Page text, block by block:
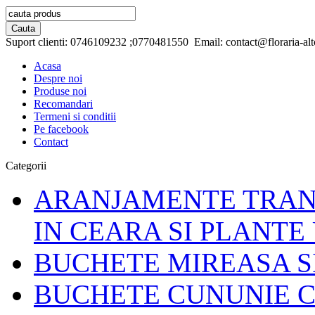
Suport clienti: 0746109232 ;0770481550 Email: contact@floraria-
Acasa
Despre noi
Produse noi
Recomandari
Termeni si conditii
Pe facebook
Contact
Categorii
ARANJAMENTE
IN CEARA SI PLANTE
BUCHETE MIREASA
BUCHETE CUNUNIE